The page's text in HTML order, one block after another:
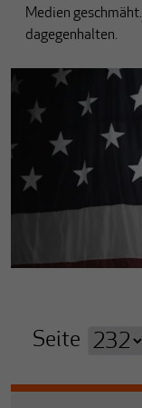
Medien
dagegenhalten.
Seite